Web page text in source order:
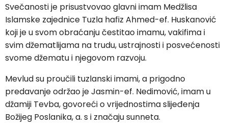
Svečanosti je prisustvovao glavni imam Medžlisa
Islamske zajednice Tuzla hafiz Ahmed-ef. Huskanović
koji je u svom obraćanju čestitao imamu, vakifima i
svim džematlijama na trudu, ustrajnosti i posvećenosti
svome džematu i njegovom razvoju.
Mevlud su proučili tuzlanski imami, a prigodno
predavanje održao je Jasmin-ef. Nedimović, imam u
džamiji Tevba, govoreći o vrijednostima slijeđenja
Božijeg Poslanika, a. s i značaju sunneta.